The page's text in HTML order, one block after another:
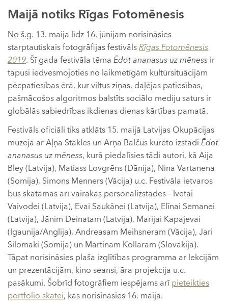
Maijā notiks Rīgas Fotomēnesis
No š.g. 13. maija līdz 16. jūnijam norisināsies
starptautiskais fotogrāfijas festivālsRīgas Fotomēnesis
2019. Šī gada festivāla tēma Ēdot ananasus uz mēness ir
tapusi iedvesmojoties no laikmetīgām kultūrsituācijām
pēcpatiesības ērā, kur viltus ziņas, daļējas patiesības,
pašmācošos algoritmos balstīts sociālo mediju saturs ir
globālās sabiedrības ikdienas dienas kārtības pamatā.
Festivāls oficiāli tiks atklāts 15. maijā Latvijas Okupācijas
muzejā ar Aļņa Stakles un Arņa Balčus kūrēto izstādi Ēdot
ananasus uz mēness, kurā piedalīsies tādi autori, kā Aija
Bley (Latvija), Matiass Lovgrēns (Dānija), Nina Vartanena
(Somija), Simons Menners (Vācija) u.c. Festivāla ietvaros
būs skatāmas arī vairākas personālizstādes – Ivetai
Vaivodei (Latvija), Evai Saukānei (Latvija), Elīnai Semanei
(Latvija), Jānim Deinatam (Latvija), Marijai Kapajevai
(Igaunija/Anglija), Andreasam Meihsneram (Vācija), Jari
Silomaki (Somija) un Martinam Kollaram (Slovākija).
Tāpat norisināsies plaša izglītības programma ar lekcijām
un prezentācijām, kino seansi, āra projekcija u.c.
pasākumi. Šobrīd fotogrāfiem iespējams arīpieteikties
portfolio skatei, kas norisināsies 16. maijā.